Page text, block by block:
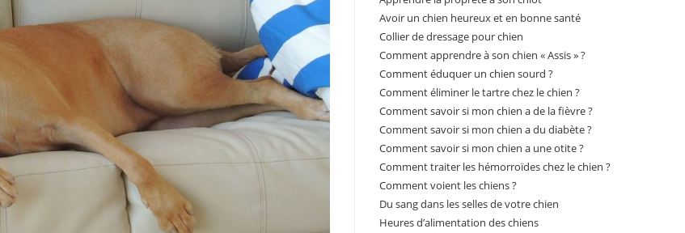
Avoir un chien heureux et en bonne santé
Collier de dressage pour chien
Comment apprendre à son chien « Assis » ?
Comment éduquer un chien sourd ?
Comment éliminer le tartre chez le chien ?
Comment savoir si mon chien a de la fièvre ?
Comment savoir si mon chien a du diabète ?
Comment savoir si mon chien a une otite ?
Comment traiter les hémorroïdes chez le chien ?
Comment voient les chiens ?
Du sang dans les selles de votre chien
Heures d’alimentation des chiens